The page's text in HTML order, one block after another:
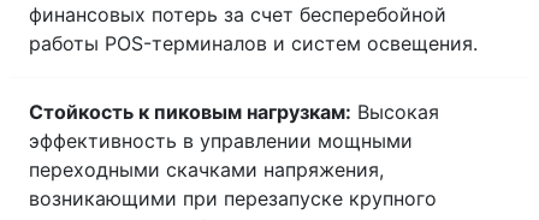
финансовых потерь за счет бесперебойной
работы POS-терминалов и систем освещения.
Стойкость к пиковым нагрузкам: Высокая
эффективность в управлении мощными
переходными скачками напряжения,
возникающими при перезапуске крупного